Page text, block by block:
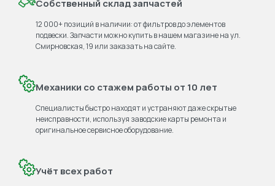
Собственный склад запчастей
12 000+ позиций в наличии: от фильтров до элементов
подвески. Запчасти можно купить в нашем магазине на ул.
Смирновская, 19 или заказать на сайте.
Механики со стажем работы от 10 лет
Специалисты быстро находят и устраняют даже скрытые
неисправности, используя заводские карты ремонта и
оригинальное сервисное оборудование.
Учёт всех работ